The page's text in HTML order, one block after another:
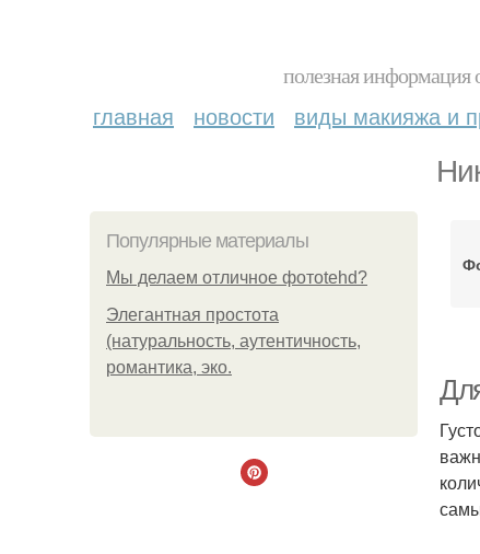
полезная информация
главная новости виды макияжа и
Популярные материалы
Мы делаем отличное фотоtehd?
Элегантная простота
(натуральность, аутентичность,
романтика, эко.